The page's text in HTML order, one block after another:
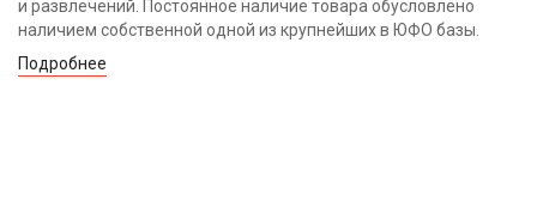
и развлечений. Постоянное наличие товара обусловлено
наличием собственной одной из крупнейших в ЮФО базы.
Подробнее